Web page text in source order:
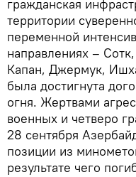
гражданская
территории
переменной
направлениях –
Капан, Джермук,
была достигнута
огня. Жертвами
военных и четверо
28 сентября
позиции из
результате чего